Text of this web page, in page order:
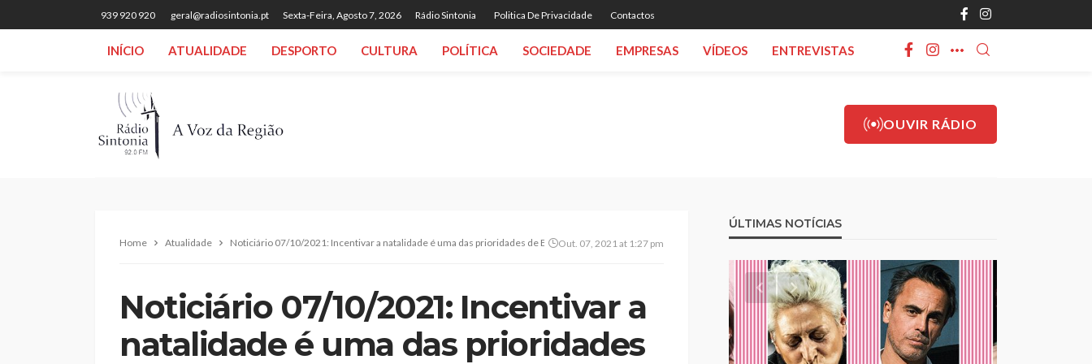
939 920 920 geral@radiosintonia.pt Sexta-Feira, Agosto 7, 2026 Rádio Sintonia Politica De Privacidade Contactos
INÍCIO ATUALIDADE DESPORTO CULTURA POLÍTICA SOCIEDADE EMPRESAS VÍDEOS ENTREVISTAS
OUVIR RÁDIO
Home Atualidade Noticiário 07/10/2021: Incentivar a natalidade é uma das prioridades de Emídio Sousa para os próximos quatro anos
Out. 07, 2021 at 1:27 pm
Noticiário 07/10/2021: Incentivar a
natalidade é uma das prioridades
ÚLTIMAS NOTÍCIAS